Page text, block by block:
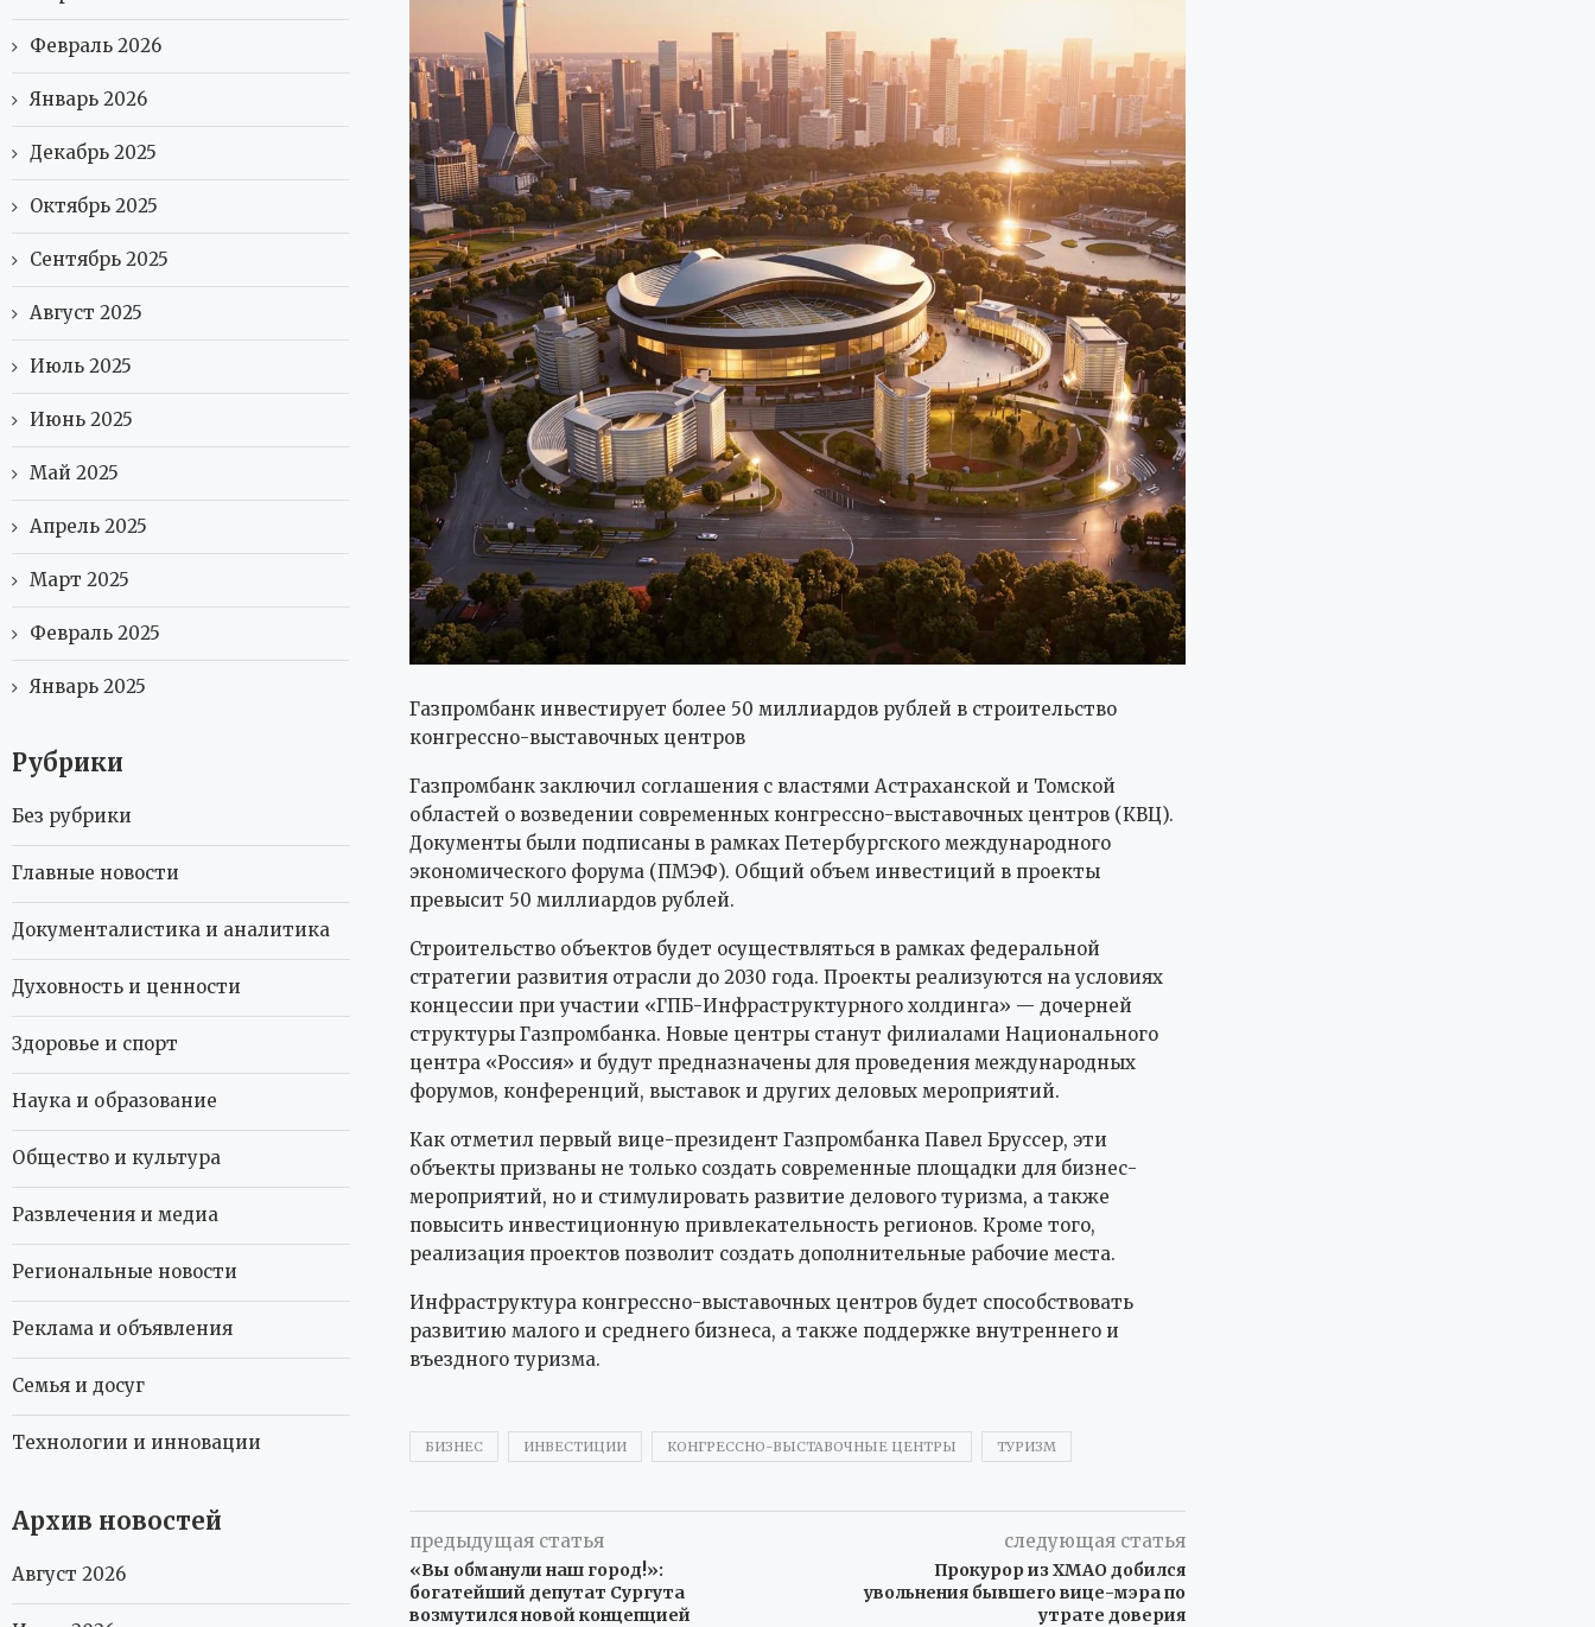
Газпромбанк инвестирует более 50 миллиардов рублей в строительство
конгрессно-выставочных центров
Газпромбанк заключил соглашения с властями Астраханской и Томской
областей о возведении современных конгрессно-выставочных центров (КВЦ).
Документы были подписаны в рамках Петербургского международного
экономического форума (ПМЭФ). Общий объем инвестиций в проекты
превысит 50 миллиардов рублей.
Строительство объектов будет осуществляться в рамках федеральной
стратегии развития отрасли до 2030 года. Проекты реализуются на условиях
концессии при участии «ГПБ-Инфраструктурного холдинга» — дочерней
структуры Газпромбанка. Новые центры станут филиалами Национального
центра «Россия» и будут предназначены для проведения международных
форумов, конференций, выставок и других деловых мероприятий.
Как отметил первый вице-президент Газпромбанка Павел Бруссер, эти
объекты призваны не только создать современные площадки для бизнес-
мероприятий, но и стимулировать развитие делового туризма, а также
повысить инвестиционную привлекательность регионов. Кроме того,
реализация проектов позволит создать дополнительные рабочие места.
Инфраструктура конгрессно-выставочных центров будет способствовать
развитию малого и среднего бизнеса, а также поддержке внутреннего и
въездного туризма.
БИЗНЕС ИНВЕСТИЦИИ КОНГРЕССНО-ВЫСТАВОЧНЫЕ ЦЕНТРЫ ТУРИЗМ
предыдущая статья
«Вы обманули наш город!»:
богатейший депутат Сургута
возмутился новой концепцией
следующая статья
Прокурор из ХМАО добился
увольнения бывшего вице-мэра по
утрате доверия
Февраль 2026
Январь 2026
Декабрь 2025
Октябрь 2025
Сентябрь 2025
Август 2025
Июль 2025
Июнь 2025
Май 2025
Апрель 2025
Март 2025
Февраль 2025
Январь 2025
Рубрики
Без рубрики
Главные новости
Документалистика и аналитика
Духовность и ценности
Здоровье и спорт
Наука и образование
Общество и культура
Развлечения и медиа
Региональные новости
Реклама и объявления
Семья и досуг
Технологии и инновации
Архив новостей
Август 2026